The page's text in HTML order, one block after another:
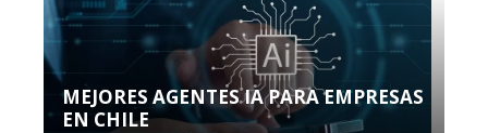
MEJORES AGENTES IA PARA EMPRESAS
EN CHILE